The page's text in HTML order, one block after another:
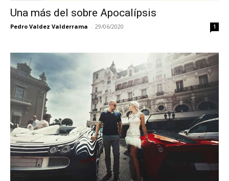
Una más del sobre Apocalípsis
Pedro Valdez Valderrama - 29/06/2020 1